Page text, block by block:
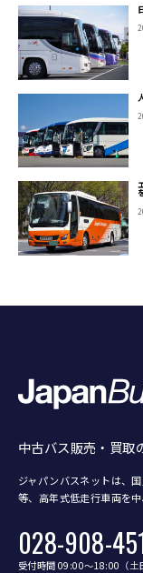
中古バス販売・買取
ジャパンバスネットは、
等、 高年式低走行車両を
028-908-
受付時間 09:00〜18:00（土